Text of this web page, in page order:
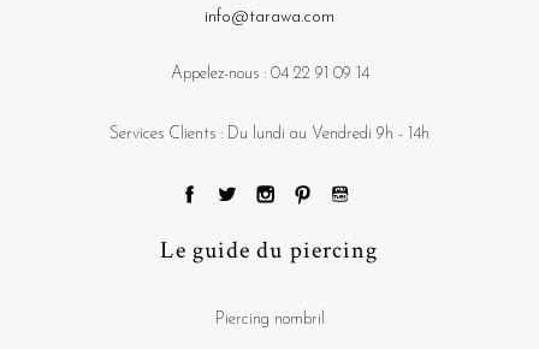
info@tarawa.com
Appelez-nous : 04 22 91 09 14
Services Clients : Du lundi au Vendredi 9h - 14h
Le guide du piercing
Piercing nombril